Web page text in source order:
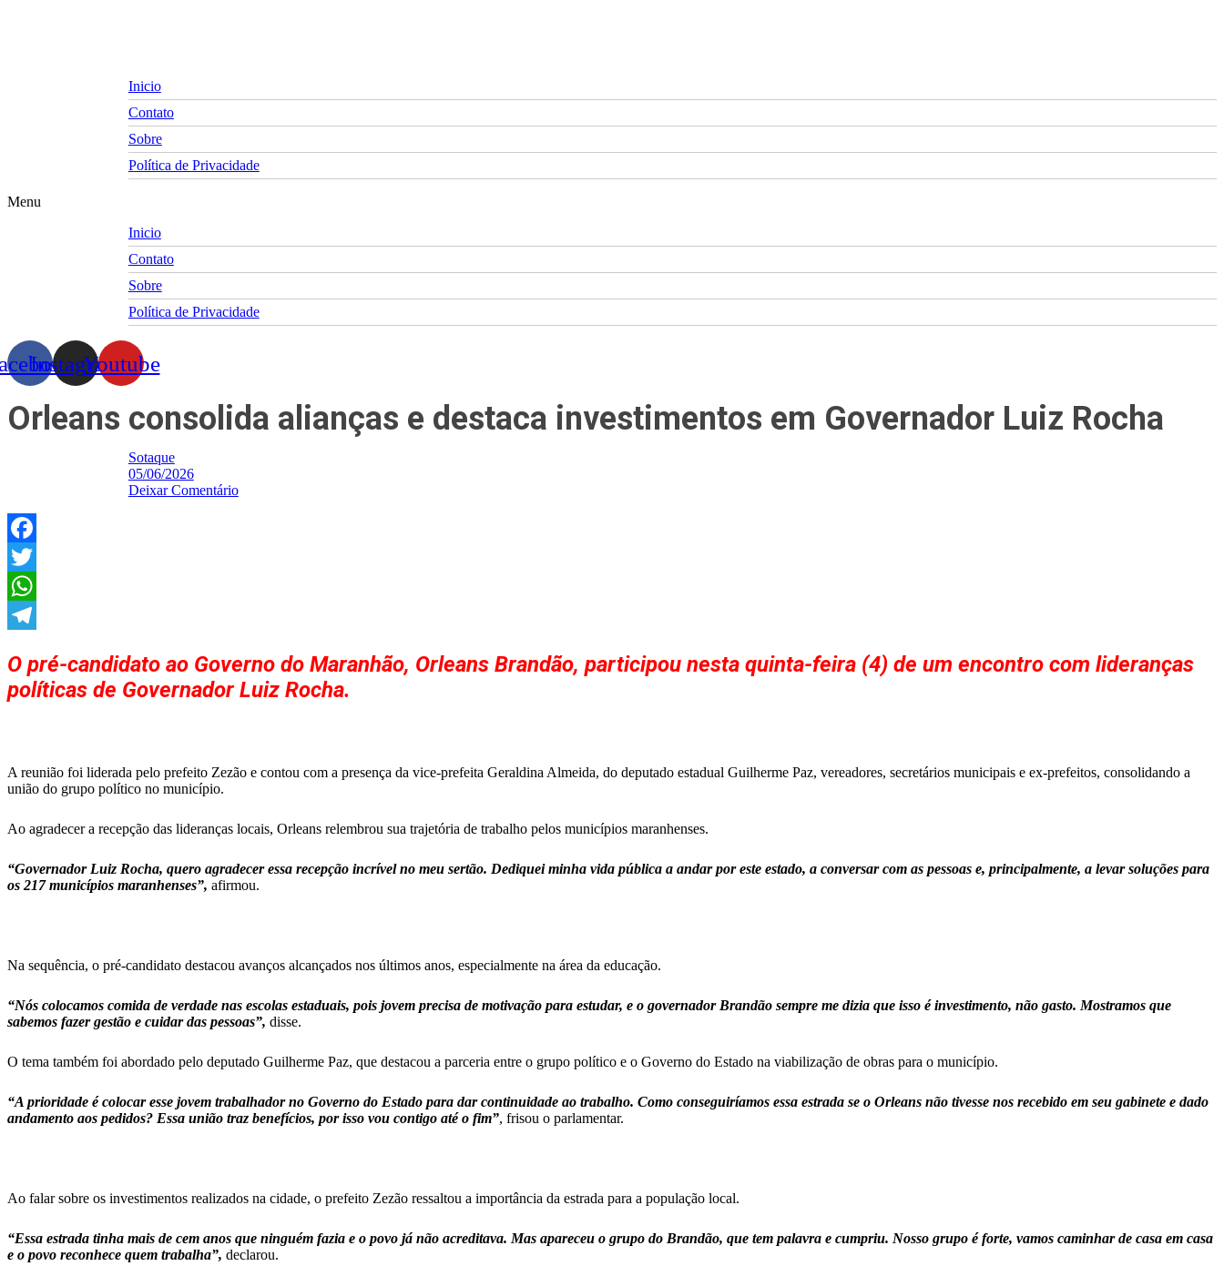
Inicio
Contato
Sobre
Política de Privacidade
Menu
Inicio
Contato
Sobre
Política de Privacidade
InstagramYoutube
Orleans consolida alianças e destaca investimentos em Governador Luiz Rocha
Sotaque
05/06/2026
Deixar Comentário
Facebook
Twitter
WhatsApp
O pré-candidato ao Governo do Maranhão, Orleans Brandão, participou nesta quinta-feira (4) de um encontro com lideranças
políticas de Governador Luiz Rocha.
A reunião foi liderada pelo prefeito Zezão e contou com a presença da vice-prefeita Geraldina Almeida, do deputado estadual Guilherme Paz, vereadores, secretários municipais e ex-prefeitos, consolidando a
união do grupo político no município.
Ao agradecer a recepção das lideranças locais, Orleans relembrou sua trajetória de trabalho pelos municípios maranhenses.
“Governador Luiz Rocha, quero agradecer essa recepção incrível no meu sertão. Dediquei minha vida pública a andar por este estado, a conversar com as pessoas e, principalmente, a levar soluções para
os 217 municípios maranhenses”, afirmou.
Na sequência, o pré-candidato destacou avanços alcançados nos últimos anos, especialmente na área da educação.
“Nós colocamos comida de verdade nas escolas estaduais, pois jovem precisa de motivação para estudar, e o governador Brandão sempre me dizia que isso é investimento, não gasto. Mostramos que
sabemos fazer gestão e cuidar das pessoas”, disse.
O tema também foi abordado pelo deputado Guilherme Paz, que destacou a parceria entre o grupo político e o Governo do Estado na viabilização de obras para o município.
“A prioridade é colocar esse jovem trabalhador no Governo do Estado para dar continuidade ao trabalho. Como conseguiríamos essa estrada se o Orleans não tivesse nos recebido em seu gabinete e dado
andamento aos pedidos? Essa união traz benefícios, por isso vou contigo até o fim”, frisou o parlamentar.
Ao falar sobre os investimentos realizados na cidade, o prefeito Zezão ressaltou a importância da estrada para a população local.
“Essa estrada tinha mais de cem anos que ninguém fazia e o povo já não acreditava. Mas apareceu o grupo do Brandão, que tem palavra e cumpriu. Nosso grupo é forte, vamos caminhar de casa em casa
e o povo reconhece quem trabalha”, declarou.